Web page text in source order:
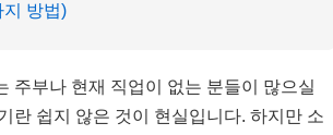
지 방법)
주부나 현재 직업이 없는 분들이 많으실
란 쉽지 않은 것이 현실입니다. 하지만 소